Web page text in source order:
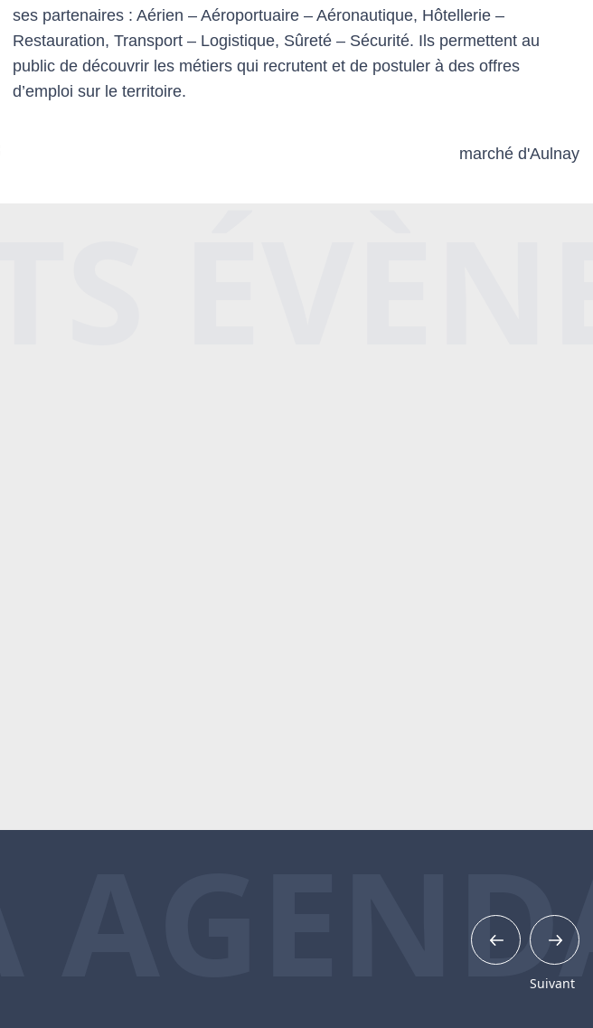
ses partenaires : Aérien – Aéroportuaire – Aéronautique, Hôtellerie –
Restauration, Transport – Logistique, Sûreté – Sécurité. Ils permettent au
public de découvrir les métiers qui recrutent et de postuler à des offres
d’emploi sur le territoire.
Suivant